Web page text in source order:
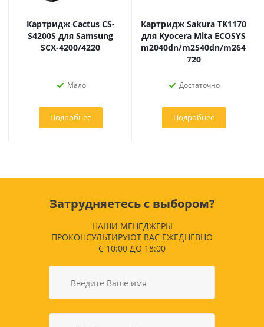
Картридж Cactus CS-
S4200S для Samsung
SCX-4200/4220
Мало
Подробнее
Картридж Sakura TK1170
для Kyocera Mita ECOSYS
m2040dn/m2540dn/
720
Достаточно
Подробнее
Затрудняетесь с выбором?
НАШИ МЕНЕДЖЕРЫ
ПРОКОНСУЛЬТИРУЮТ ВАС ЕЖЕДНЕВНО
С 10:00 ДО 18:00